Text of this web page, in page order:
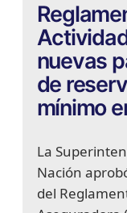
nuevas
de
mínimo
La
Nación
del